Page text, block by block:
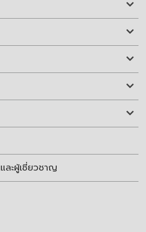
ละผู้เชี่ยวชาญ